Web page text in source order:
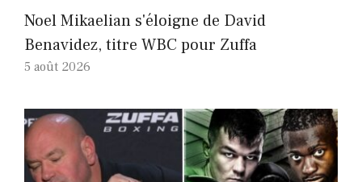
Noel Mikaelian s'éloigne de David
Benavidez, titre WBC pour Zuffa
5 août 2026